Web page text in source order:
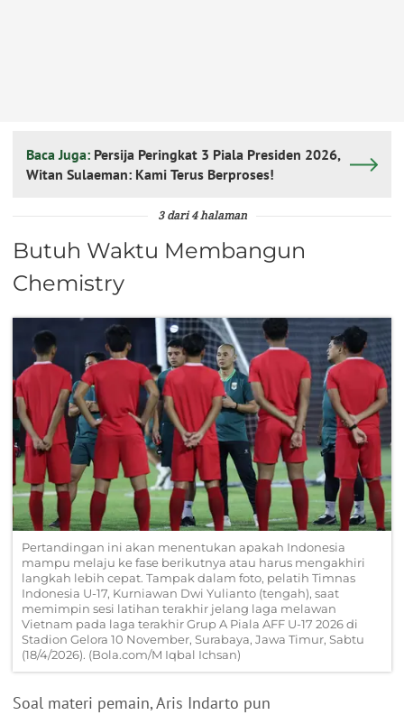
Baca Juga: Persija Peringkat 3 Piala Presiden 2026,
Witan Sulaeman: Kami Terus Berproses!
3 dari 4 halaman
Butuh Waktu Membangun
Chemistry
Pertandingan ini akan menentukan apakah Indonesia
mampu melaju ke fase berikutnya atau harus mengakhiri
langkah lebih cepat. Tampak dalam foto, pelatih Timnas
Indonesia U-17, Kurniawan Dwi Yulianto (tengah), saat
memimpin sesi latihan terakhir jelang laga melawan
Vietnam pada laga terakhir Grup A Piala AFF U-17 2026 di
Stadion Gelora 10 November, Surabaya, Jawa Timur, Sabtu
(18/4/2026). (Bola.com/M Iqbal Ichsan)
Soal materi pemain, Aris Indarto pun